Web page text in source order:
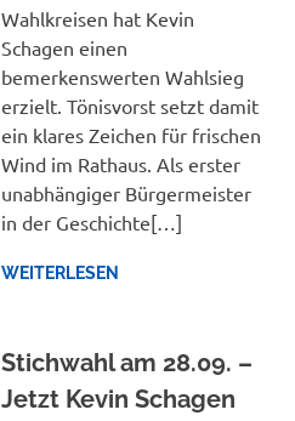
Wahlkreisen hat Kevin
Schagen einen
bemerkenswerten Wahlsieg
erzielt. Tönisvorst setzt damit
ein klares Zeichen für frischen
Wind im Rathaus. Als erster
unabhängiger Bürgermeister
in der Geschichte[…]
WEITERLESEN
Stichwahl am 28.09. –
Jetzt Kevin Schagen